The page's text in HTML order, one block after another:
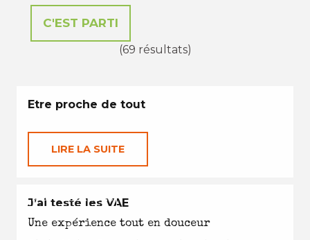
(69 résultats)
Etre proche de tout
LIRE LA SUITE
EN TOUTES SAISONS
J’ai testé les VAE
Une expérience tout en douceur